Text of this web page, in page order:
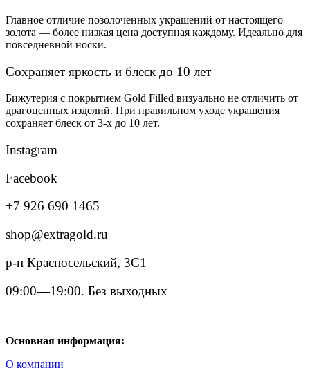
Главное отличие позолоченных украшений от настоящего
золота — более низкая цена доступная каждому. Идеально для
повседневной носки.
Сохраняет яркость и блеск до 10 лет
Бижутерия с покрытием Gold Filled визуально не отличить от
драгоценных изделий. При правильном уходе украшения
сохраняет блеск от 3-х до 10 лет.
Instagram
Facebook
+7 926 690 1465
shop@extragold.ru
р-н Красносельский, 3С1
09:00—19:00. Без выходных
Основная информация:
О компании